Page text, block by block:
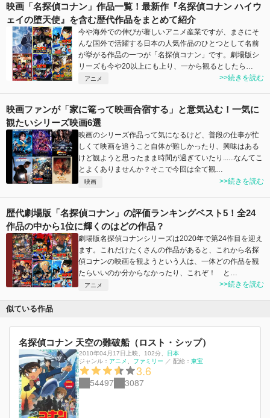
映画「名探偵コナン」作品一覧！最新作『名探偵コナン ハイウ
ェイの堕天使』を含む歴代作品をまとめて紹介
今や海外での伸びが著しいアニメ産業ですが、まさにそ
んな国外で活躍する日本の人気作品のひとつとして名前
が挙がる作品の一つが「名探偵コナン」です。劇場版シ
リーズも今や20以上にも上り、一から観るとしたら…
アニメ >>続きを読む
映画ファンが「家に篭って映画合宿する」と意気込む！一気に
観たいシリーズ映画6選
映画のシリーズ作品って気になるけど、普段の仕事が忙
しくて映画を追うこと自体が難しかったり、興味はある
けど観ようと思ったまま時間が過ぎていたり......なんてこ
とよくありませんか？そこで今回は全て観…
映画 >>続きを読む
歴代劇場版「名探偵コナン」の評価ランキングベスト5！全24
作品の中から1位に輝くのはどの作品？
劇場版名探偵コナンシリーズは2020年で第24作目を迎え
ます。これだけたくさんの作品があると、これから名探
偵コナンの映画を観ようという人は、一体どの作品を観
たらいいのか分からなかったり、これぞ！ と…
アニメ >>続きを読む
似ている作品
名探偵コナン 天空の難破船（ロスト・シップ）
2010年04月17日上映、 102分、 日本
ジャンル： アニメ ファミリー ／ 配給： 東宝
3.6
54497 3087